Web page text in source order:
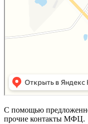
С помощью
прочие контакты МФЦ.